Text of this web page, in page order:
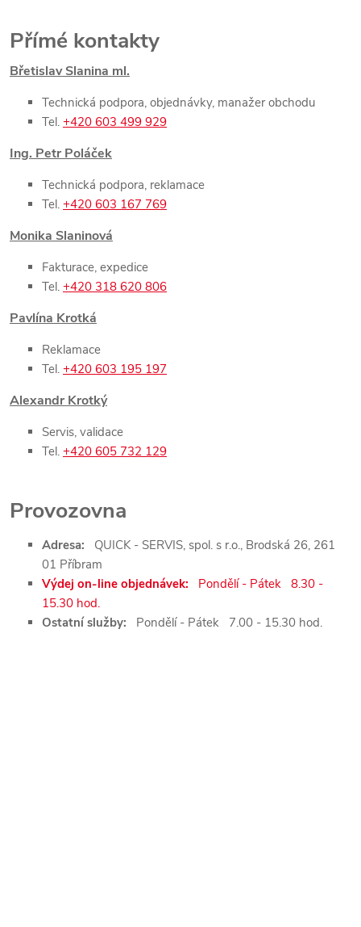
Přímé kontakty
Břetislav Slanina ml.
Technická podpora, objednávky, manažer obchodu
Tel. +420 603 499 929
Ing. Petr Poláček
Technická podpora, reklamace
Tel. +420 603 167 769
Monika Slaninová
Fakturace, expedice
Tel. +420 318 620 806
Pavlína Krotká
Reklamace
Tel. +420 603 195 197
Alexandr Krotký
Servis, validace
Tel. +420 605 732 129
Provozovna
Adresa: QUICK - SERVIS, spol. s r.o., Brodská 26, 261
01 Příbram
Výdej on-line objednávek: Pondělí - Pátek 8.30 -
15.30 hod.
Ostatní služby: Pondělí - Pátek 7.00 - 15.30 hod.